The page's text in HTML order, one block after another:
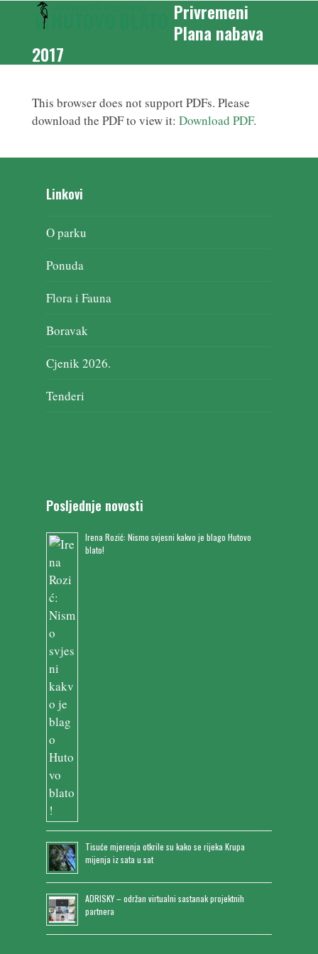
Open
mobile
menu
Close
mobile
menu
Privremeni
Plana nabava
2017
This browser does not support PDFs. Please
download the PDF to view it: Download PDF.
Linkovi
O parku
Ponuda
Flora i Fauna
Boravak
Cjenik 2026.
Tenderi
Posljednje novosti
Irena Rozić: Nismo svjesni kakvo je blago Hutovo
blato!
Tisuće mjerenja otkrile su kako se rijeka Krupa
mijenja iz sata u sat
ADRISKY – održan virtualni sastanak projektnih
partnera